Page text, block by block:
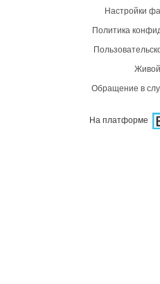
Настройки
Политика
Обращение в
На платформе